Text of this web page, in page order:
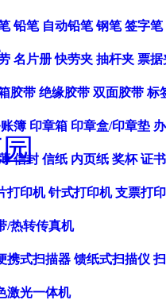
铅笔 自动铅笔 钢笔 签字笔
名片册 快劳夹 抽杆夹 票据
胶带 绝缘胶带 双面胶带 标
簿 印章箱 印章盒/印章垫
信封 信纸 内页纸 奖杯 证书
打印机 针式打印机 支票打
/热转传真机
携式扫描器 馈纸式扫描仪
激光一体机